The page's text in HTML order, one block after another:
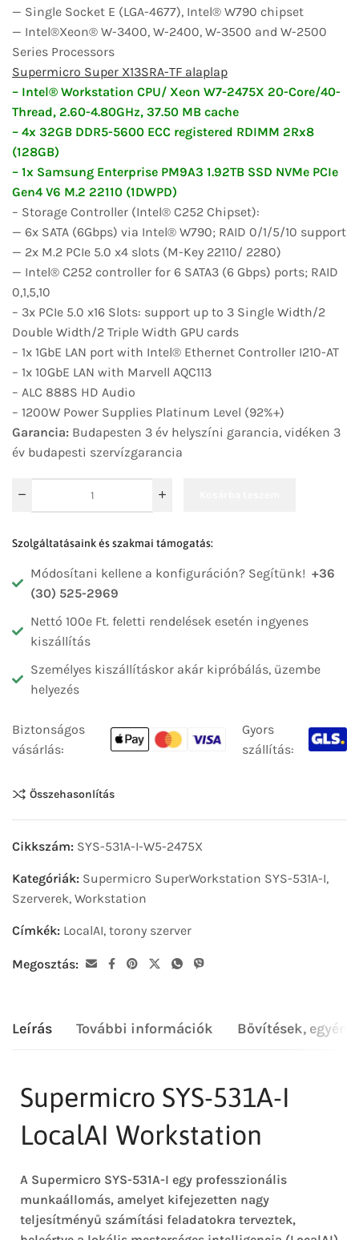
— Single Socket E (LGA-4677), Intel® W790 chipset
— Intel®Xeon® W-3400, W-2400, W-3500 and W-2500
Series Processors
Supermicro Super X13SRA-TF alaplap
– Intel® Workstation CPU/ Xeon W7-2475X 20-Core/40-
Thread, 2.60-4.80GHz, 37.50 MB cache
– 4x 32GB DDR5-5600 ECC registered RDIMM 2Rx8
(128GB)
– 1x Samsung Enterprise PM9A3 1.92TB SSD NVMe PCIe
Gen4 V6 M.2 22110 (1DWPD)
– Storage Controller (Intel® C252 Chipset):
— 6x SATA (6Gbps) via Intel® W790; RAID 0/1/5/10 support
— 2x M.2 PCIe 5.0 x4 slots (M-Key 22110/ 2280)
— Intel® C252 controller for 6 SATA3 (6 Gbps) ports; RAID
0,1,5,10
– 3x PCIe 5.0 x16 Slots: support up to 3 Single Width/2
Double Width/2 Triple Width GPU cards
– 1x 1GbE LAN port with Intel® Ethernet Controller I210-AT
– 1x 10GbE LAN with Marvell AQC113
– ALC 888S HD Audio
– 1200W Power Supplies Platinum Level (92%+)
Garancia: Budapesten 3 év helyszíni garancia, vidéken 3
év budapesti szervízgarancia
Szolgáltatásaink és szakmai támogatás:
Módosítani kellene a konfiguráción? Segítünk! +36
(30) 525-2969
Nettó 100e Ft. feletti rendelések esetén ingyenes
kiszállítás
Személyes kiszállításkor akár kipróbálás, üzembe
helyezés
Biztonságos
vásárlás:
Gyors
szállítás:
Összehasonlítás
Cikkszám: SYS-531A-I-W5-2475X
Kategóriák: Supermicro SuperWorkstation SYS-531A-I,
Szerverek, Workstation
Címkék: LocalAI, torony szerver
Megosztás:
Leírás További információk Bővítések,
Supermicro SYS-531A-I
LocalAI Workstation
A Supermicro SYS-531A-I egy professzionális
munkaállomás, amelyet kifejezetten nagy
teljesítményű számítási feladatokra terveztek,